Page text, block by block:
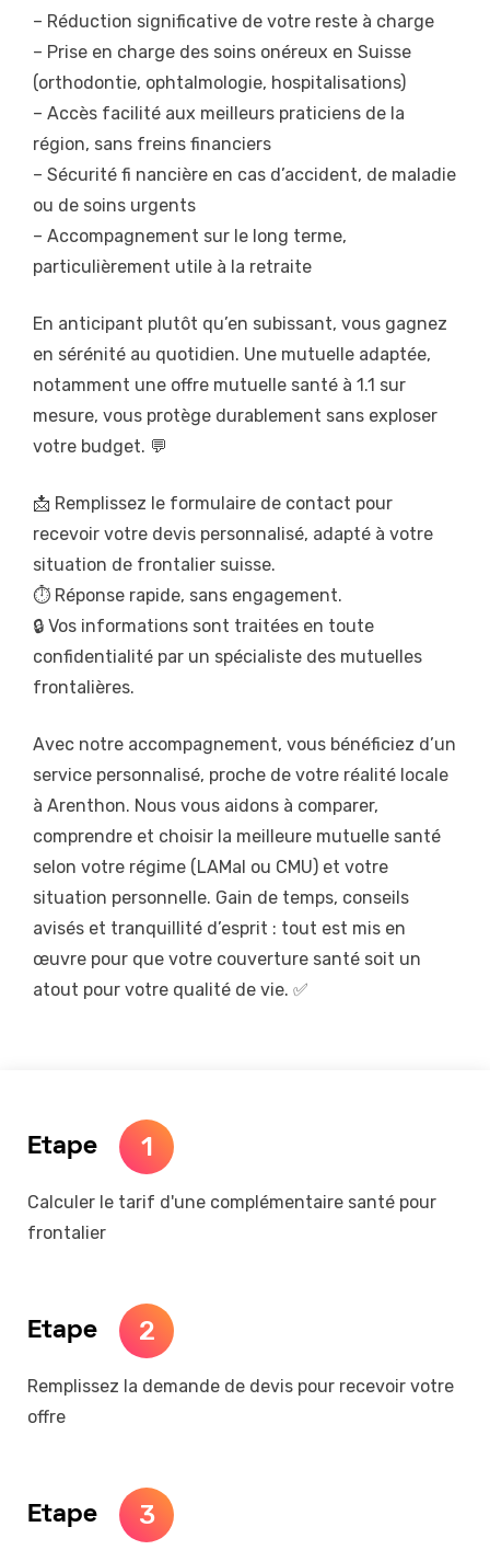
– Réduction significative de votre reste à charge
– Prise en charge des soins onéreux en Suisse
(orthodontie, ophtalmologie, hospitalisations)
– Accès facilité aux meilleurs praticiens de la
région, sans freins financiers
– Sécurité fi nancière en cas d’accident, de maladie
ou de soins urgents
– Accompagnement sur le long terme,
particulièrement utile à la retraite
En anticipant plutôt qu’en subissant, vous gagnez
en sérénité au quotidien. Une mutuelle adaptée,
notamment une offre mutuelle santé à 1.1 sur
mesure, vous protège durablement sans exploser
votre budget. 💬
📩 Remplissez le formulaire de contact pour
recevoir votre devis personnalisé, adapté à votre
situation de frontalier suisse.
⏱️ Réponse rapide, sans engagement.
🔒 Vos informations sont traitées en toute
confidentialité par un spécialiste des mutuelles
frontalières.
Avec notre accompagnement, vous bénéficiez d’un
service personnalisé, proche de votre réalité locale
à Arenthon. Nous vous aidons à comparer,
comprendre et choisir la meilleure mutuelle santé
selon votre régime (LAMal ou CMU) et votre
situation personnelle. Gain de temps, conseils
avisés et tranquillité d’esprit : tout est mis en
œuvre pour que votre couverture santé soit un
atout pour votre qualité de vie. ✅
Etape 1
Calculer le tarif d'une complémentaire santé pour
frontalier
Etape 2
Remplissez la demande de devis pour recevoir votre
offre
Etape 3